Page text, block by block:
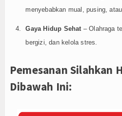
menyebabkan mual, pusing,
Gaya Hidup Sehat – Olahraga
bergizi, dan kelola stres.
Pemesanan Silahkan
Dibawah Ini: